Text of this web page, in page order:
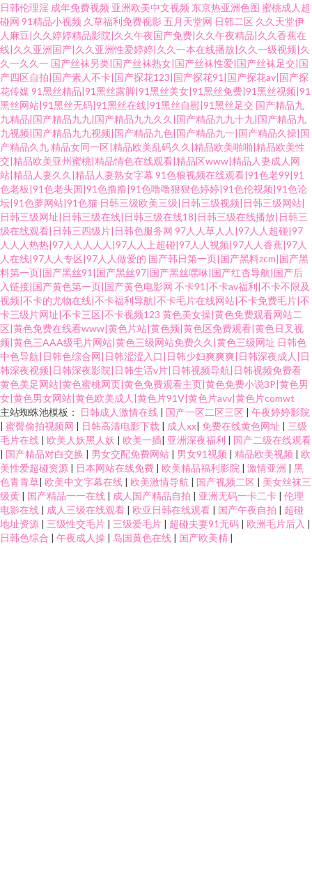
日韩伦理淫 成年免费视频 亚洲欧美中文视频 东京热亚洲色图 蜜桃成人超
碰网 91精品小视频 久草福利免费视影 五月天堂网 日韩二区 久久天堂伊
人麻豆|久久婷婷精品影院|久久午夜国产免费|久久午夜精品|久久香蕉在
线|久久亚洲国产|久久亚洲性爱婷婷|久久一本在线播放|久久一级视频|久
久一久久一 国产丝袜另类|国产丝袜熟女|国产丝袜性爱|国产丝袜足交|国
产四区自拍|国产素人不卡|国产探花123|国产探花91|国产探花av|国产探
花传媒91黑丝精品|91黑丝露脚|91黑丝美女|91黑丝免费|91黑丝视频|91
黑丝网站|91黑丝无码|91黑丝在线|91黑丝自慰|91黑丝足交 国产精品九
九精品|国产精品九九|国产精品九九久久|国产精品九九十九|国产精品九
九视频|国产精品九九视频|国产精品九色|国产精品九一|国产精品久操|国
产精品久九精品女同一区|精品欧美乱码久久|精品欧美啪啪|精品欧美性
交|精品欧美亚州蜜桃|精品情色在线观看|精品区www|精品人妻成人网
站|精品人妻久久|精品人妻熟女字幕 91色狼视频在线观看|91色老99|91
色老板|91色老头国|91色撸撸|91色噜噜狠狠色婷婷|91色伦视频|91色论
坛|91色萝网站|91色猫 日韩三级欧美三级|日韩三级视频|日韩三级网站|
日韩三级网址|日韩三级在线|日韩三级在线18|日韩三级在线播放|日韩三
级在线观看|日韩三四级片|日韩色服务网 97人人草人人|97人人超碰|97
人人人热热|97人人人人人|97人人上超碰|97人人视频|97人人香蕉|97人
人在线|97人人专区|97人人做爱的 国产韩日第一页|国产黑料zcm|国产黑
料第一页|国产黑丝91|国产黑丝97|国产黑丝嘿咻|国产红杏导航|国产后
入链接|国产黄色第一页|国产黄色电影网 不卡91|不卡av福利|不卡不限及
视频|不卡的尤物在线|不卡福利导航|不卡毛片在线网站|不卡免费毛片|不
卡三级片网址|不卡三区|不卡视频123 黄色美女操|黄色免费观看网站二
区|黄色免费在线看www|黄色片站|黄色频|黄色区免费观看|黄色日叉视
频|黄色三AAA级毛片网站|黄色三级网站免费久久|黄色三级网址 日韩色
中色导航|日韩色综合网|日韩涩涩入口|日韩少妇爽爽爽|日韩深夜成人|日
韩深夜视频|日韩深夜影院|日韩生话v片|日韩视频导航|日韩视频免费看
黄色美足网站|黄色蜜桃网页|黄色免费观看主页|黄色免费小说3P|黄色男
女|黄色男女网站|黄色欧美成人|黄色片91V|黄色片avv|黄色片comwt
主站蜘蛛池模板：
日韩成人激情在线 | 国产一区二区三区 | 午夜婷婷影院
| 蜜臀偷拍视频网 | 日韩高清电影下载 | 成人xx| 免费在线黄色网址 | 三级
毛片在线 | 欧美人妖黑人妖 | 欧美一插| 亚洲深夜福利 | 国产二级在线观看
| 国产精品对白交换 | 男女交配免费网站 | 男女91视频 | 精品欧美视频 | 欧
美性爱超碰资源 | 日本网站在线免费 | 欧美精品福利影院 | 激情亚洲 | 黑
色青青草| 欧美中文字幕在线 | 欧美激情导航 | 国产视频二区 | 美女丝袜三
级黄 | 国产精品一一在线 | 成人国产精品自拍 | 亚洲无码一卡二卡 | 伦理
电影在线 | 成人三级在线观看 | 欧亚日韩在线观看 | 国产午夜自拍 | 超碰
地址资源 | 三级性交毛片 | 三级爱毛片 | 超碰夫妻91无码 | 欧洲毛片后入 |
日韩色综合 | 午夜成人操 | 岛国黄色在线 | 国产欧美精 |